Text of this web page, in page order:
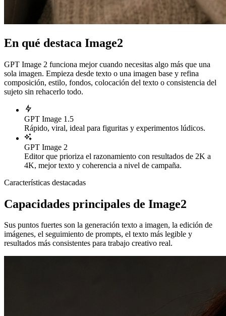
En qué destaca Image2
GPT Image 2 funciona mejor cuando necesitas algo más que una
sola imagen. Empieza desde texto o una imagen base y refina
composición, estilo, fondos, colocación del texto o consistencia del
sujeto sin rehacerlo todo.
GPT Image 1.5
Rápido, viral, ideal para figuritas y experimentos lúdicos.
GPT Image 2
Editor que prioriza el razonamiento con resultados de 2K a
4K, mejor texto y coherencia a nivel de campaña.
Características destacadas
Capacidades principales de Image2
Sus puntos fuertes son la generación texto a imagen, la edición de
imágenes, el seguimiento de prompts, el texto más legible y
resultados más consistentes para trabajo creativo real.